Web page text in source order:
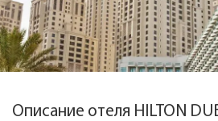
Описание отеля HILTON